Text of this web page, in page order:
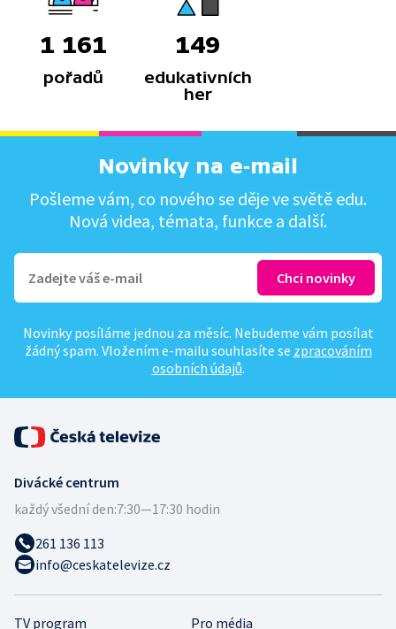
1 161
pořadů
149
edukativních
her
Novinky na e-mail
Pošleme vám, co nového se děje ve světě edu.
Nová videa, témata, funkce a další.
Novinky posíláme jednou za měsíc. Nebudeme vám posílat
žádný spam. Vložením e-mailu souhlasíte se zpracováním
osobních údajů.